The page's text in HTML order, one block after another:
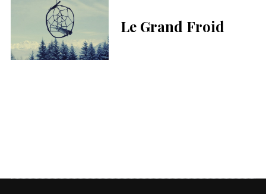
Le Grand Froid